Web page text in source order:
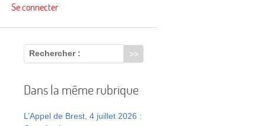
Se connecter
Rechercher :
Dans la même rubrique
L’Appel de Brest, 4 juillet 2026 :